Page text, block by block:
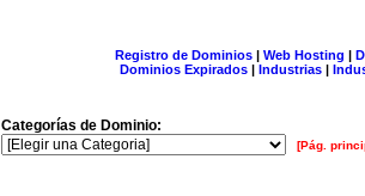
Registro de Dominios| Web Hosting |
Dominios Expirados | Industrias |
Categorías de Dominio:
[Pág.